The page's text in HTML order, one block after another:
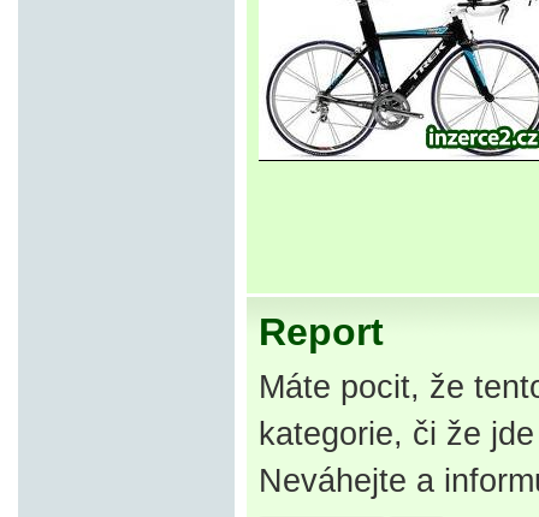
Report
Máte pocit, že
kategorie, či že
Neváhejte a